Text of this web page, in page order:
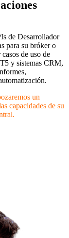
de Desarrollador
para su bróker o
de uso de
y sistemas CRM,
un
capacidades de su